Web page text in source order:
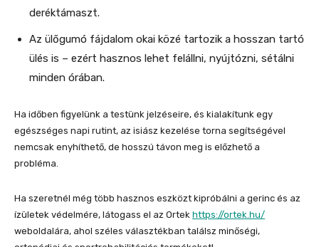
deréktámaszt.
Az ülőgumó fájdalom okai közé tartozik a hosszan tartó
ülés is – ezért hasznos lehet felállni, nyújtózni, sétálni
minden órában.
Ha időben figyelünk a testünk jelzéseire, és kialakítunk egy
egészséges napi rutint, az isiász kezelése torna segítségével
nemcsak enyhíthető, de hosszú távon meg is előzhető a
probléma.
Ha szeretnél még több hasznos eszközt kipróbálni a gerinc és az
ízületek védelmére, látogass el az Ortek https://ortek.hu/
weboldalára, ahol széles választékban találsz minőségi,